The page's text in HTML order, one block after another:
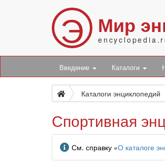
Э Мир
Введение Каталоги
Каталоги энциклопедий
Спортивная
Информация
См. справку «О каталоге